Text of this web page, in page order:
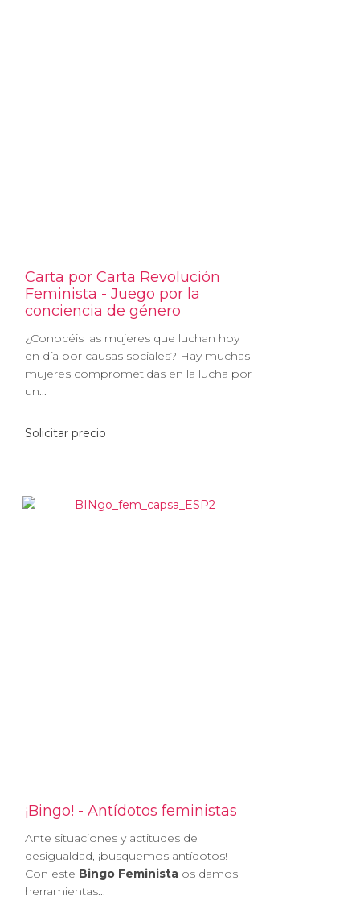
Carta por Carta Revolución
Feminista - Juego por la
conciencia de género
¿Conocéis las mujeres que luchan hoy
en día por causas sociales? Hay muchas
mujeres comprometidas en la lucha por
un...
Solicitar precio
¡Bingo! - Antídotos feministas
Ante situaciones y actitudes de
desigualdad, ¡busquemos antídotos!
Con este Bingo Feminista os damos
herramientas...